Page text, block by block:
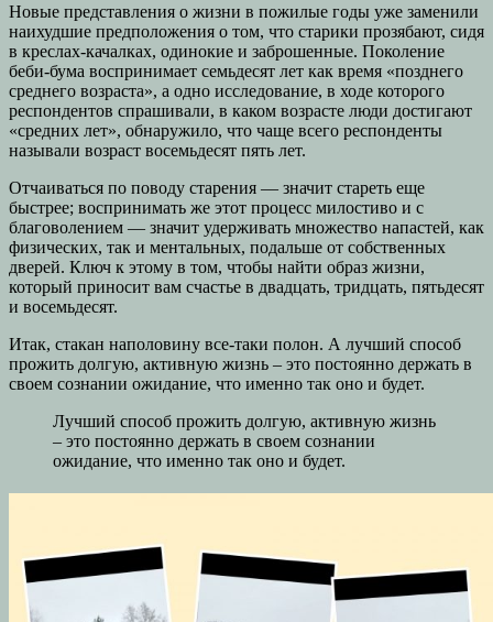
Новые представления о жизни в пожилые годы уже заменили
наихудшие предположения о том, что старики прозябают, сидя
в креслах-качалках, одинокие и заброшенные. Поколение
беби-бума воспринимает семьдесят лет как время «позднего
среднего возраста», а одно исследование, в ходе которого
респондентов спрашивали, в каком возрасте люди достигают
«средних лет», обнаружило, что чаще всего респонденты
называли возраст восемьдесят пять лет.
Отчаиваться по поводу старения — значит стареть еще
быстрее; воспринимать же этот процесс милостиво и с
благоволением — значит удерживать множество напастей, как
физических, так и ментальных, подальше от собственных
дверей. Ключ к этому в том, чтобы найти образ жизни,
который приносит вам счастье в двадцать, тридцать, пятьдесят
и восемьдесят.
Итак, стакан наполовину все-таки полон. А лучший способ
прожить долгую, активную жизнь – это постоянно держать в
своем сознании ожидание, что именно так оно и будет.
Лучший способ прожить долгую, активную жизнь
– это постоянно держать в своем сознании
ожидание, что именно так оно и будет.